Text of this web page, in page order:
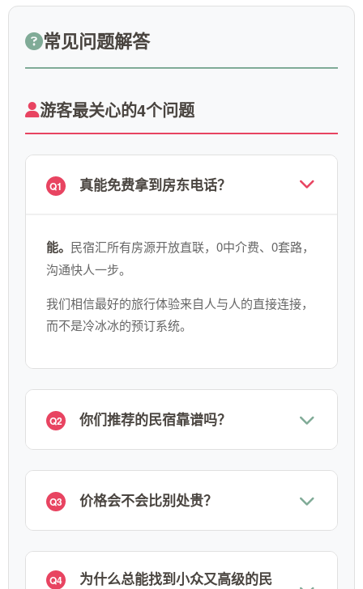
常见问题解答
游客最关心的4个问题
Q1 真能免费拿到房东电话？
能。 民宿汇所有房源开放直联，0中介费、0套路，
沟通快人一步。
我们相信最好的旅行体验来自人与人的直接连接，
而不是冷冰冰的预订系统。
Q2 你们推荐的民宿靠谱吗？
Q3 价格会不会比别处贵？
Q4
为什么总能找到小众又高级的民